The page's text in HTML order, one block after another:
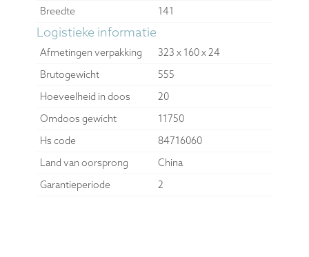
Breedte
141
Logistieke informatie
Afmetingen verpakking
323 x 160 x 24
Brutogewicht
555
Hoeveelheid in doos
20
Omdoos gewicht
11750
Hs code
84716060
Land van oorsprong
China
Garantieperiode
2